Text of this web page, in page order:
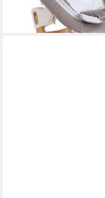
lieferbar - in 2-3